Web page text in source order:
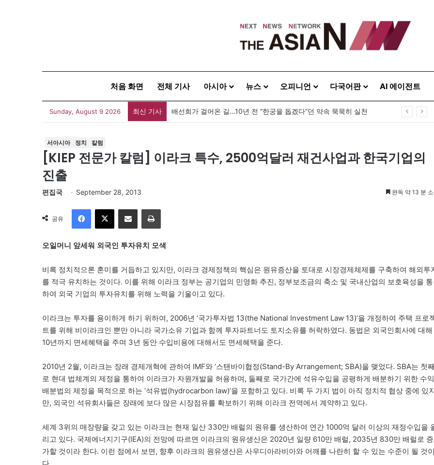
처음 화면 전체 기사 아시아 뉴스 오피니언 다국어판 AI 에이전트
Sunday, August 9 2026 최신 기사 배선희가 걸어온 길…10년 전 “한궁을 돕겠다”던 약속 묵묵히 실천
서아시아 정치 칼럼
[KIEP 전문가 칼럼] 이라크 특수, 2500억달러 재건사업과 한국기업의
진출
편집국 September 28, 2013 완독 약 13 분 소
공유
이메일
오일머니 앞세워 외국인 투자유치 모색
비록 정치적으론 혼미를 거듭하고 있지만, 이라크 경제정책의 핵심은 원유증산을 토대로 시장경제체제를 구축하여 해외투
를 적극 유치하는 것이다. 이를 위해 이라크 정부는 공기업의 민영화 추진, 정부보조금의 축소 및 국내산업의 보호육성을 통
하여 외국 기업의 투자유치를 위해 노력을 기울이고 있다.
이라크는 투자를 용이하게 하기 위하여, 2006년 ‘국가투자법 13(the National Investment Law 13)’을 개정하여 주택 프로
트를 위해 비이라크인 뿐만 아니라 국가소유 기업과 함께 투자파트너도 토지소유를 허락하였다. 동법은 외국인회사에 대해
10년까지 면세혜택을 주며 3년 동안 수입비용에 대해서도 면세혜택을 준다.
2010년 2월, 이라크는 장래 경제개혁에 관하여 IMF와 ‘스탠바이협정(Stand-By Arrangement; SBA)을 맺었다. SBA는 첫째
로 현대 법체계의 제정을 통하여 이라크가 자원개발을 허용하며, 둘째로 국가간에 석유수입을 공평하게 배분하기 위한 수익
배분법의 제정을 목적으로 하는 ‘석유법(hydrocarbon law)’을 포함하고 있다. 비록 두 가지 법이 아직 정치적 협상 중에 있
만, 외국인 석유회사들은 장래에 보다 많은 시장점유를 확보하기 위해 이라크 전역에서 계약하고 있다.
세계 3위의 매장량을 갖고 있는 이라크는 현재 일산 330만 배럴의 원유를 생산하여 연간 1000억 달러 이상의 재정수입을
리고 있다. 국제에너지기구(IEA)의 전망에 따르면 이라크의 원유생산은 2020년 일량 610만 배럴, 2035년 830만 배럴로 증
가할 것이라 한다. 이런 점에서 보면, 향후 이라크의 원유생산은 사우디아라비아와 어깨를 나란히 할 수 있는 수준이 될 것이